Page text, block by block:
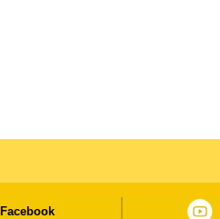
Facebook